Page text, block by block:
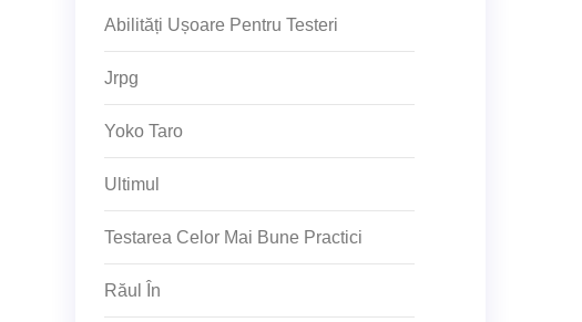
Abilități Ușoare Pentru Testeri
Jrpg
Yoko Taro
Ultimul
Testarea Celor Mai Bune Practici
Răul În